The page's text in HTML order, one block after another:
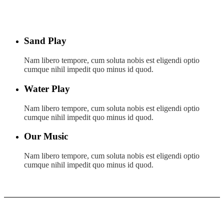
Sand Play
Nam libero tempore, cum soluta nobis est eligendi optio
cumque nihil impedit quo minus id quod.
Water Play
Nam libero tempore, cum soluta nobis est eligendi optio
cumque nihil impedit quo minus id quod.
Our Music
Nam libero tempore, cum soluta nobis est eligendi optio
cumque nihil impedit quo minus id quod.